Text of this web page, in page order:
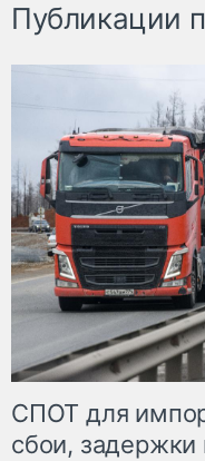
Публикации
СПОТ для
сбои,